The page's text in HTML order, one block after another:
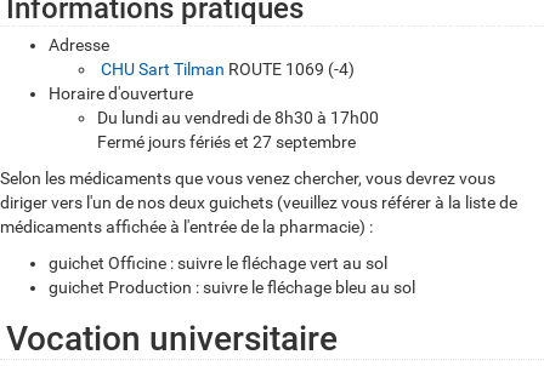
Informations pratiques
Adresse
CHU Sart Tilman ROUTE 1069 (-4)
Horaire d'ouverture
Du lundi au vendredi de 8h30 à 17h00
Fermé jours fériés et 27 septembre
Selon les médicaments que vous venez chercher, vous devrez vous
diriger vers l'un de nos deux guichets (veuillez vous référer à la liste de
médicaments affichée à l'entrée de la pharmacie) :
guichet Officine : suivre le fléchage vert au sol
guichet Production : suivre le fléchage bleu au sol
Vocation universitaire